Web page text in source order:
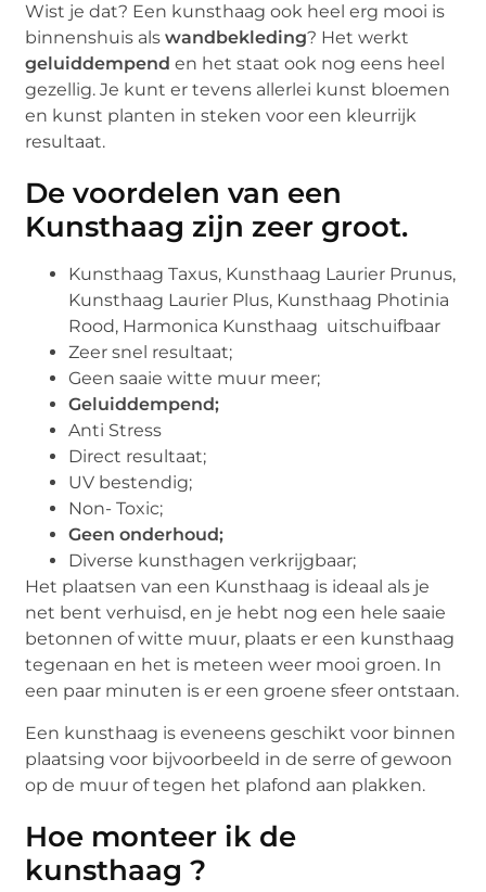
Wist je dat? Een kunsthaag ook heel erg mooi is
binnenshuis alswandbekleding? Het werkt
geluiddempend en het staat ook nog eens heel
gezellig. Je kunt er tevens allerlei kunst bloemen
en kunst planten in steken voor een kleurrijk
resultaat.
De voordelen van een
Kunsthaag zijn zeer groot.
Kunsthaag Taxus, Kunsthaag Laurier Prunus,
Kunsthaag Laurier Plus, Kunsthaag Photinia
Rood, Harmonica Kunsthaag uitschuifbaar
Zeer snel resultaat;
Geen saaie witte muur meer;
Geluiddempend;
Anti Stress
Direct resultaat;
UV bestendig;
Non- Toxic;
Geen onderhoud;
Diverse kunsthagen verkrijgbaar;
Het plaatsen van een Kunsthaag is ideaal als je
net bent verhuisd, en je hebt nog een hele saaie
betonnen of witte muur, plaats er een kunsthaag
tegenaan en het is meteen weer mooi groen. In
een paar minuten is er een groene sfeer ontstaan.
Een kunsthaag is eveneens geschikt voor binnen
plaatsing voor bijvoorbeeld in de serre of gewoon
op de muur of tegen het plafond aan plakken.
Hoe monteer ik de
kunsthaag ?